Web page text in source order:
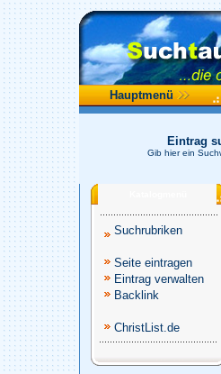
Hauptmenü
Eintrag
Gib hier ein
Suchrubriken
Seite eintragen
Eintrag verwalten
Backlink
ChristList.de